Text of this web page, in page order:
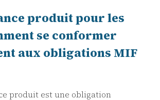
produit pour les
se conformer
aux obligations MIF
produit est une obligation